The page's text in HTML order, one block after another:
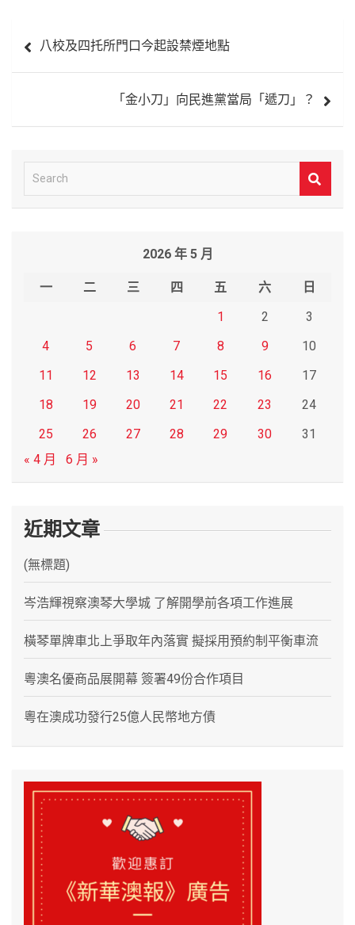
章
八校及四托所門口今起設禁煙地點
「金小刀」向民進黨當局「遞刀」？
e
2026 年 5 月
一 二 三 四 五 六
日
1
2
3
4
5 6 7 8 9
10
11
12 13 14 15 16
17
18
19 20 21 22 23
24
25
26 27 28 29 30
31
« 4 月
6 月 »
近期文章
(無標題)
岑浩輝視察澳琴大學城 了解開學前各項工作進展
橫琴單牌車北上爭取年內落實 擬採用預約制平衡車流
粵澳名優商品展開幕 簽署49份合作項目
粵在澳成功發行25億人民幣地方債